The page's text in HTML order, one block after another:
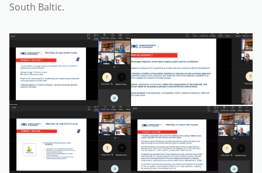
South Baltic.